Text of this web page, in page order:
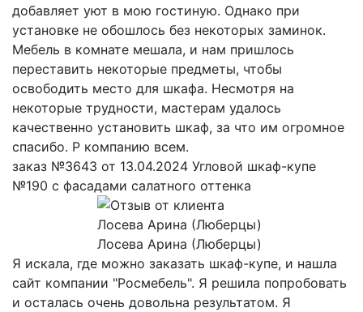
добавляет уют в мою гостиную. Однако при
установке не обошлось без некоторых заминок.
Мебель в комнате мешала, и нам пришлось
переставить некоторые предметы, чтобы
освободить место для шкафа. Несмотря на
некоторые трудности, мастерам удалось
качественно установить шкаф, за что им огромное
спасибо. Р компанию всем.
заказ №3643 от 13.04.2024 Угловой шкаф-купе
№190 с фасадами салатного оттенка
Лосева Арина (Люберцы)
Я искала, где можно заказать шкаф-купе, и нашла
сайт компании "Росмебель". Я решила попробовать
и осталась очень довольна результатом. Я